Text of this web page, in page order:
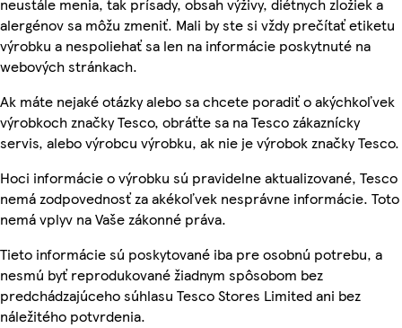
neustále menia, tak prísady, obsah výživy, diétnych zložiek a
alergénov sa môžu zmeniť. Mali by ste si vždy prečítať etiketu
výrobku a nespoliehať sa len na informácie poskytnuté na
webových stránkach.
Ak máte nejaké otázky alebo sa chcete poradiť o akýchkoľvek
výrobkoch značky Tesco, obráťte sa na Tesco zákaznícky
servis, alebo výrobcu výrobku, ak nie je výrobok značky Tesco.
Hoci informácie o výrobku sú pravidelne aktualizované, Tesco
nemá zodpovednosť za akékoľvek nesprávne informácie. Toto
nemá vplyv na Vaše zákonné práva.
Tieto informácie sú poskytované iba pre osobnú potrebu, a
nesmú byť reprodukované žiadnym spôsobom bez
predchádzajúceho súhlasu Tesco Stores Limited ani bez
náležitého potvrdenia.